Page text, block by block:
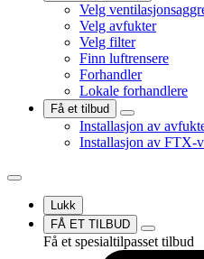
Velg
Velg avfukter
Velg filter
Finn luftrensere
Forhandler
Lokale forhandlere
Få et tilbud
Installasjon av
Installasjon av FTX-
Lukk
FÅ ET TILBUD
Få et spesialtilpasset tilbud